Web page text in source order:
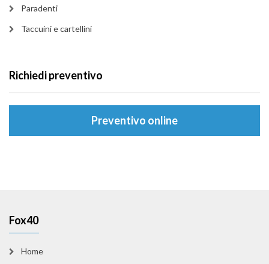
Paradenti
Taccuini e cartellini
Richiedi preventivo
Preventivo online
Fox40
Home